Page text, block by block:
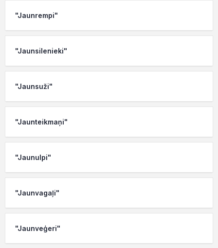
"Jaunrempi"
"Jaunsilenieki"
"Jaunsuži"
"Jaunteikmaņi"
"Jaunulpi"
"Jaunvagaļi"
"Jaunveģeri"